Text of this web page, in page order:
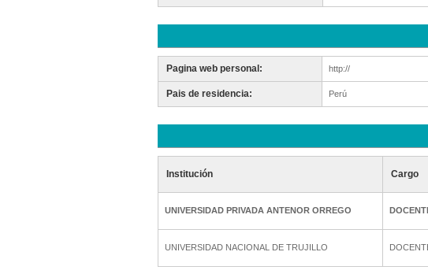
Pagina web personal: http://
Pais de residencia: Perú
Institución Cargo
UNIVERSIDAD PRIVADA ANTENOR ORREGO
UNIVERSIDAD NACIONAL DE TRUJILLO